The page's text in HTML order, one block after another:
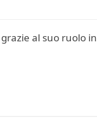
al suo ruolo in